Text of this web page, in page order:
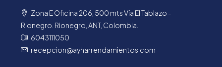
Zona E Oficina 206, 500 mts Vía El Tablazo -
Rionegro. Rionegro, ANT, Colombia.
6043111050
recepcion@ayharrendamientos.com